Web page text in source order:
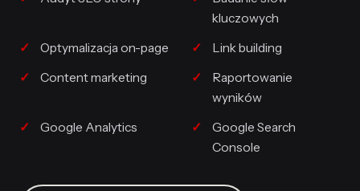
kluczowych
Optymalizacja on-page
Link building
Content marketing
Raportowanie
wyników
Google Analytics
Google Search
Console